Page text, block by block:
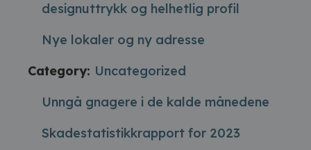
designuttrykk og helhetlig profil
Nye lokaler og ny adresse
Category: Uncategorized
Unngå gnagere i de kalde månedene
Skadestatistikkrapport for 2023